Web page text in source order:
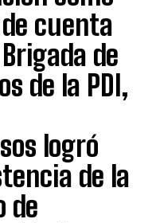
cuenta
de
de la PDI,
logró
de la
de